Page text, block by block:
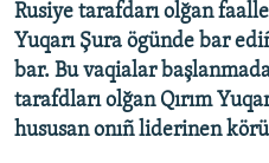
RFE/RS bütün saytları
Rusiye tarafdarı olğan
Yuqarı Şura ögünde bar
bar. Bu vaqialar
tarafdları olğan Qırım
hususan onıñ liderinen